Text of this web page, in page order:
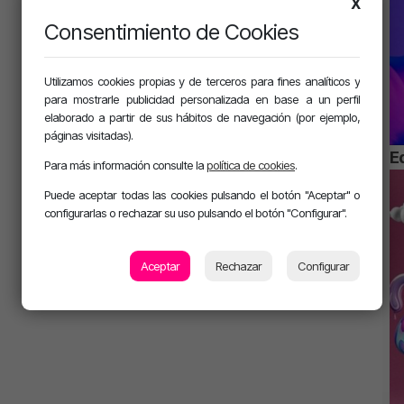
X
Consentimiento de Cookies
Utilizamos cookies propias y de terceros para fines analíticos y
para mostrarle publicidad personalizada en base a un perfil
elaborado a partir de sus hábitos de navegación (por ejemplo,
páginas visitadas).
Para más información consulte lapolítica de cookies.
Puede aceptar todas las cookies pulsando el botón "Aceptar" o
configurarlas o rechazar su uso pulsando el botón "Configurar".
Aceptar Rechazar Configurar